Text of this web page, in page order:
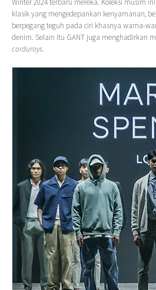
Winter 2024 terbaru mereka. Koleksi musim
klasik yang mengedepankan kenyamanan,
berpegang teguh pada ciri khasnya warna-
denim. Selain itu GANT juga menghadirkan
corduroys.